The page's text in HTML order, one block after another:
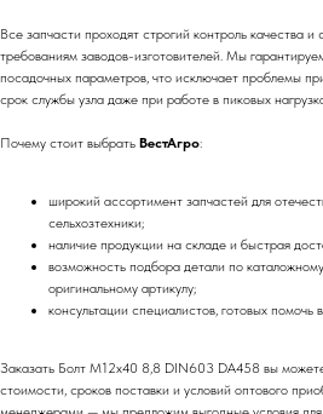
Все запчасти проходят строгий контроль качества и
требованиям заводов-изготовителей. Мы
посадочных параметров, что исключает проблемы
срок службы узла даже при работе в пиковых
Почему стоит выбрать ВестАгро:
широкий ассортимент запчастей для
сельхозтехники;
наличие продукции на складе и быстрая
возможность подбора детали по
оригинальному артикулу;
консультации специалистов, готовых
Заказать Болт М12х40 8,8 DIN603 DA458 вы
стоимости, сроков поставки и условий оптового